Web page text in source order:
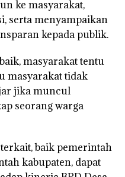
ke masyarakat,
serta menyampaikan
kepada publik.
masyarakat tentu
masyarakat tidak
jika muncul
seorang warga
baik pemerintah
kabupaten, dapat